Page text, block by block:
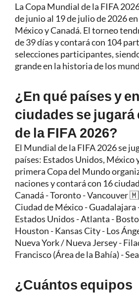
La Copa Mundial de la FIFA
de junio al 19 de julio de 2026
México y Canadá. El torneo
de 39 días y contará con 104
selecciones participantes,
grande en la historia de los
¿En qué países y
ciudades se jugará
de la FIFA 2026?
El Mundial de la FIFA 2026 se
países: Estados Unidos, México
primera Copa del Mundo
naciones y contará con 16
Canadá - Toronto - Vancouver
Ciudad de México -
Estados Unidos - Atlanta -
Houston - Kansas City - Los
Nueva York / Nueva Jersey -
Francisco (Área de la Bahía) -
¿Cuántos equipos